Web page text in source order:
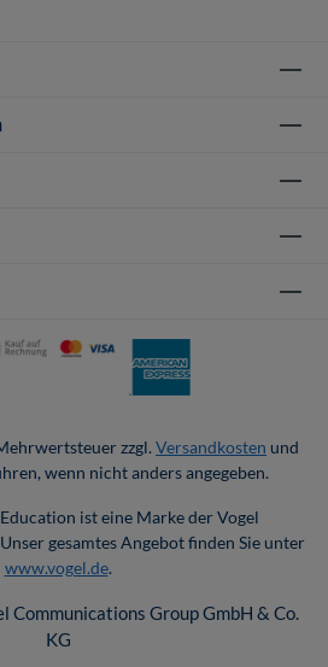
zzgl. Versandkosten und
wenn nicht anders angegeben.
ist eine Marke der Vogel
gesamtes Angebot finden Sie unter
www.vogel.de.
Group GmbH & Co.
KG